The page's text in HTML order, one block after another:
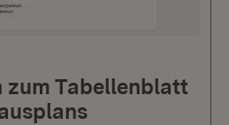
zum Tabellenblatt